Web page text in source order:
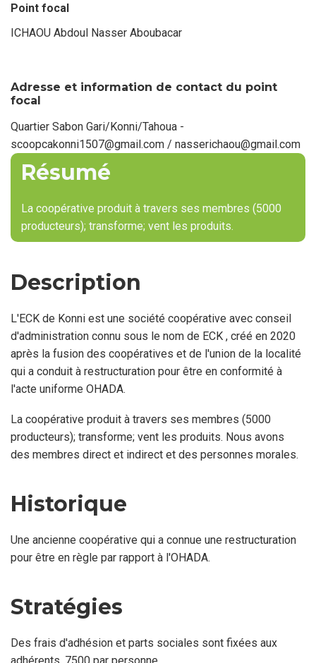
Point focal
Nom
focal
ICHAOU Abdoul Nasser Aboubacar
Adresse et information de contact du point
focal
Quartier Sabon Gari/Konni/Tahoua -
scoopcakonni1507@gmail.com / nasserichaou@gmail.com
Résumé
La coopérative produit à travers ses membres (5000
producteurs); transforme; vent les produits.
Description
L'ECK de Konni est une société coopérative avec conseil
d'administration connu sous le nom de ECK , créé en 2020
après la fusion des coopératives et de l'union de la localité
qui a conduit à restructuration pour être en conformité à
l'acte uniforme OHADA.
La coopérative produit à travers ses membres (5000
producteurs); transforme; vent les produits. Nous avons
des membres direct et indirect et des personnes morales.
Historique
Une ancienne coopérative qui a connue une restructuration
pour être en règle par rapport à l'OHADA.
Stratégies
Des frais d'adhésion et parts sociales sont fixées aux
adhérents. 7500 par personne.